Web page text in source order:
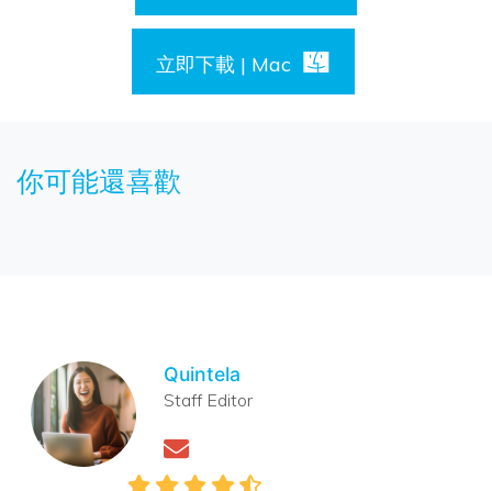
立即下載 | Mac
你可能還喜歡
Quintela
Staff Editor